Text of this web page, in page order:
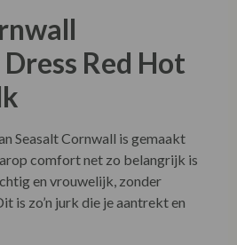
Red Hot
Seasalt Cornwall is gemaakt
comfort net zo belangrijk is
en vrouwelijk, zonder
is zo’n jurk die je aantrekt en